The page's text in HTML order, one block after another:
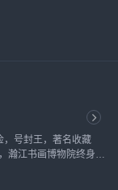
，号封王，著名收藏
瀚江书画博物院终身院